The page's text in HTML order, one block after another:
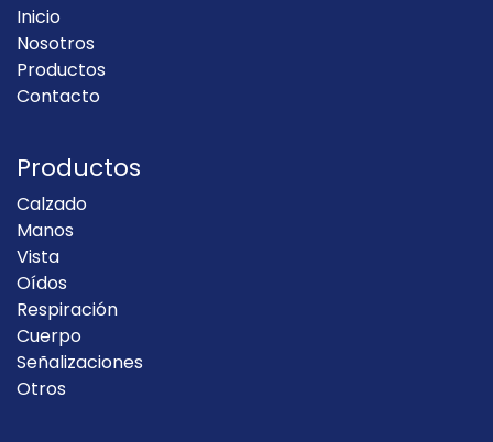
Inicio
Nosotros
Productos
Contacto
Productos
Calzado
Manos
Vista
Oídos
Respiración
Cuerpo
Señalizaciones
Otros